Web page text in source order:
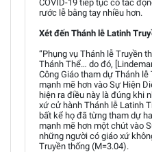
COVID-19 tiếp tục có tác
rước lễ bằng tay nhiều hơn.
Xét đến Thánh lễ Latinh
“Phụng vụ Thánh lễ Truyền
Thánh Thể… do đó,
Công Giáo tham dự Thánh
mạnh mẽ hơn vào Sự Hiện
hiện ra điều này là đúng khi
xứ cử hành Thánh lễ Latinh
bất kể họ đã từng tham dự
mạnh mẽ hơn một chút vào
những người có giáo xứ
Truyền thống (M=3.04).